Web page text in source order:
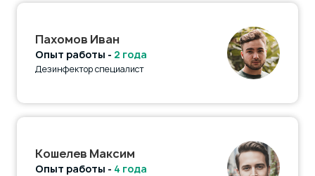
Пахомов Иван
Опыт работы - 2 года
Дезинфектор специалист
Кошелев Максим
Опыт работы - 4 года